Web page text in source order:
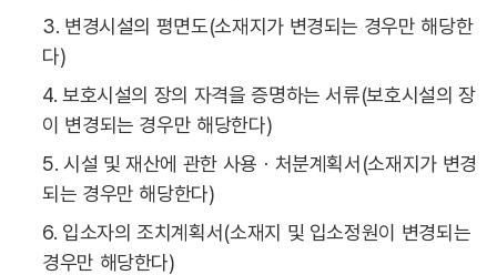
3. 변경시설의 평면도(소재지가 변경되는 경우만 해당한
다)
4. 보호시설의 장의 자격을 증명하는 서류(보호시설의 장
이 변경되는 경우만 해당한다)
5. 시설 및 재산에 관한 사용ㆍ처분계획서(소재지가 변경
되는 경우만 해당한다)
6. 입소자의 조치계획서(소재지 및 입소정원이 변경되는
경우만 해당한다)